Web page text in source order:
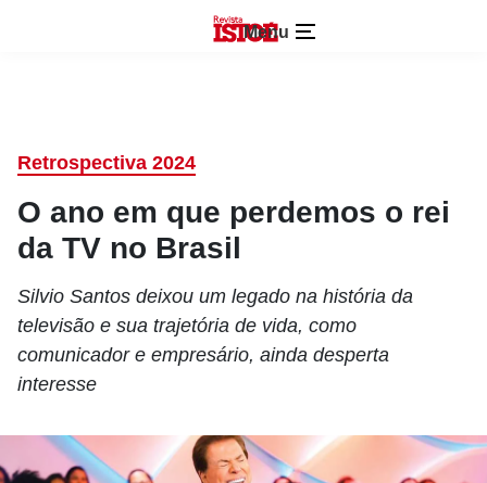
Menu
Retrospectiva 2024
O ano em que perdemos o rei
da TV no Brasil
Silvio Santos deixou um legado na história da
televisão e sua trajetória de vida, como
comunicador e empresário, ainda desperta
interesse